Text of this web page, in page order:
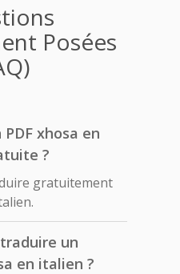
Posées
xhosa en
?
gratuitement
un
en italien ?